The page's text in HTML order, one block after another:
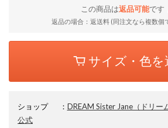
この商品は返品可能です
返品の場合：返送料 (同注文なら複数個
サイズ・色を
ショップ ： DREAM Sister Jane（ドリー
公式